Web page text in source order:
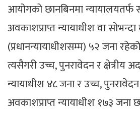
आयोगको छानबिनमा न्यायालयतर्फ
अवकाशप्राप्त न्यायाधीश वा सोभन्दा
(प्रधानन्यायाधीशसम्म) ५२ जना
त्यसैगरी उच्च, पुनरावेदन र क्षेत्रीय
न्यायाधीश ४८ जना र उच्च,
अवकाशप्राप्त न्यायाधीश १७३ जना